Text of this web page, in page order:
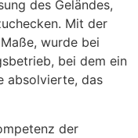
des Geländes,
Mit der
wurde bei
bei dem ein
absolvierte, das
der